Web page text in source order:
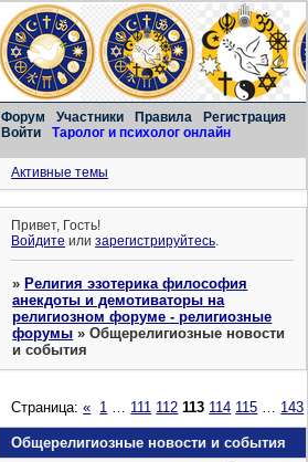
Форум Участники Правила
Регистрация
Войти
Таролог и психолог онлайн
Активные темы
Привет, Гость!
Войдите илизарегистрируйтесь.
»Религия эзотерика философия
анекдоты и демотиваторы на
религиозном форуме - религиозные
форумы »Общерелигиозные новости
и события
Общерелигиозные новости и события
Страница:« 1 111 112 113 114 115 143